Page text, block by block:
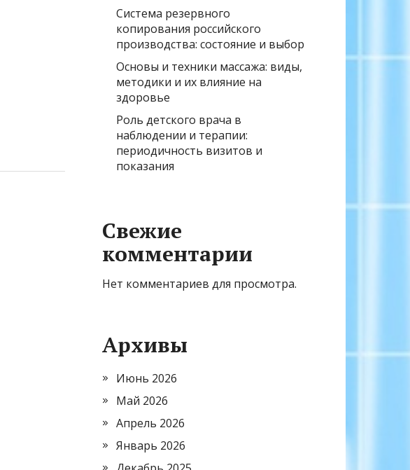
Система резервного
копирования российского
производства: состояние и выбор
Основы и техники массажа: виды,
методики и их влияние на
здоровье
Роль детского врача в
наблюдении и терапии:
периодичность визитов и
показания
Свежие
комментарии
Нет комментариев для просмотра.
Архивы
Июнь 2026
Май 2026
Апрель 2026
Январь 2026